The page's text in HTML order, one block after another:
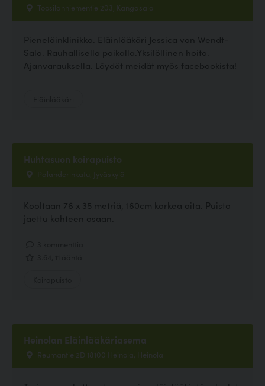
Toosilanniementie 203, Kangasala
Pieneläinklinikka. Eläinlääkäri Jessica von Wendt-
Salo. Rauhallisella paikalla.Yksilöllinen hoito.
Ajanvarauksella. Löydät meidät myös facebookista!
Huhtasuon koirapuisto
Palanderinkatu, Jyväskylä
Kooltaan 76 x 35 metriä, 160cm korkea aita. Puisto
jaettu kahteen osaan.
Heinolan Eläinlääkäriasema
Reumantie 2D 18100 Heinola, Heinola